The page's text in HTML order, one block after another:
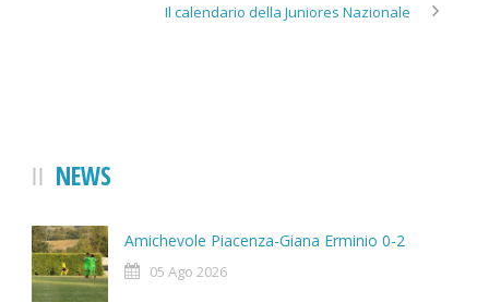
Il calendario della Juniores Nazionale
NEWS
Amichevole Piacenza-Giana Erminio 0-2
05 Ago 2026